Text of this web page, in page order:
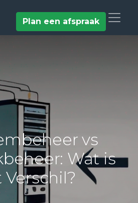
Plan een afspraak
vs
Wat is
Verschil?